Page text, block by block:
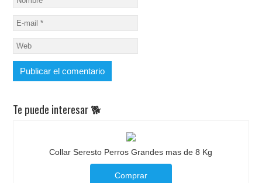
Te puede interesar 🐕
Collar Seresto Perros Grandes mas de 8 Kg
Comprar